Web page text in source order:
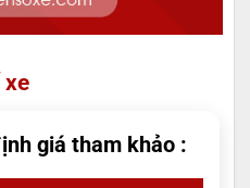
giá tham khảo :